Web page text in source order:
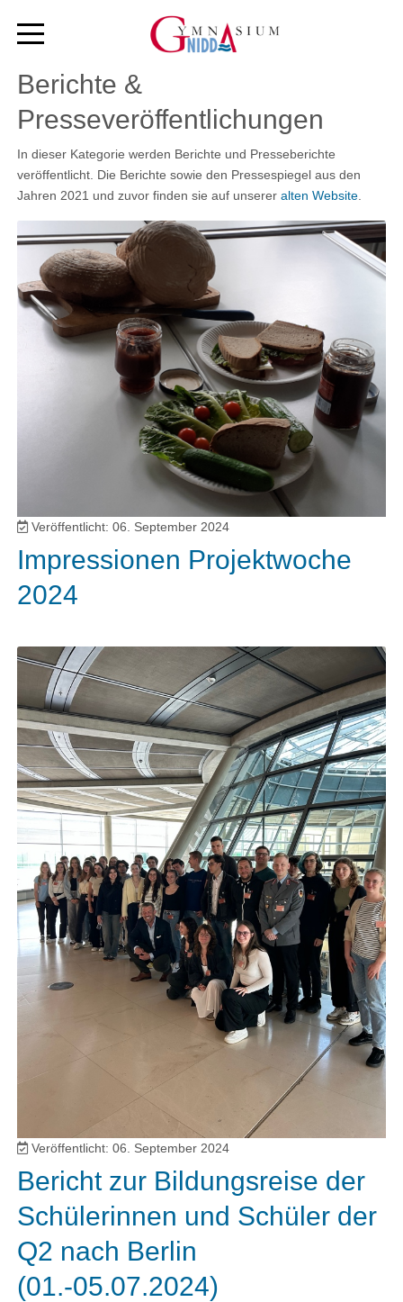
Berichte &
Presseveröffentlichungen
In dieser Kategorie werden Berichte und Presseberichte
veröffentlicht. Die Berichte sowie den Pressespiegel aus den
Jahren 2021 und zuvor finden sie auf unsereralten Website
Veröffentlicht: 06. September 2024
Impressionen Projektwoche
2024
Veröffentlicht: 06. September 2024
Bericht zur Bildungsreise der
Schülerinnen und Schüler der
Q2 nach Berlin
(01.-05.07.2024)